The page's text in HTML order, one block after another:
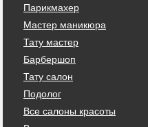
Парикмахер
Мастер маникюра
Тату мастер
Барбершоп
Тату салон
Подолог
Все салоны красоты